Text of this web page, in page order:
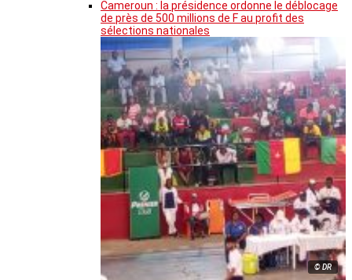
Cameroun : la présidence ordonne le déblocage
de près de 500 millions de F au profit des
sélections nationales
© DR